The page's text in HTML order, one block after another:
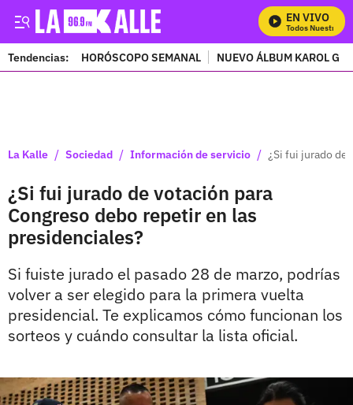
EN VIVO
Mira Todos Nuestros
Tendencias: HORÓSCOPO SEMANAL NUEVO ÁLBUM KAROL G
La Kalle / Sociedad / Información de servicio / ¿Si fui jurado de
¿Si fui jurado de votación para
Congreso debo repetir en las
presidenciales?
Si fuiste jurado el pasado 28 de marzo, podrías
volver a ser elegido para la primera vuelta
presidencial. Te explicamos cómo funcionan los
sorteos y cuándo consultar la lista oficial.